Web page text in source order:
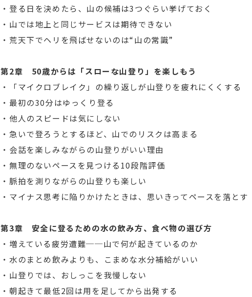
・登る日を決めたら、山の候補は3つぐらい挙げておく
・山では地上と同じサービスは期待できない
・荒天下でヘリを飛ばせないのは“山の常識”
第2章 50歳からは「スローな山登り」を楽しもう
・「マイクロブレイク」の繰り返しが山登りを疲れにくくする
・最初の30分はゆっくり登る
・他人のスピードは気にしない
・急いで登ろうとするほど、山でのリスクは高まる
・会話を楽しみながらの山登りがいい理由
・無理のないペースを見つける10段階評価
・脈拍を測りながらの山登りも楽しい
・マイナス思考に陥りかけたときは、思いきってペースを落とす
第3章 安全に登るための水の飲み方、食べ物の選び方
・増えている疲労遭難──山で何が起きているのか
・水のまとめ飲みよりも、こまめな水分補給がいい
・山登りでは、おしっこを我慢しない
・朝起きて最低2回は用を足してから出発する